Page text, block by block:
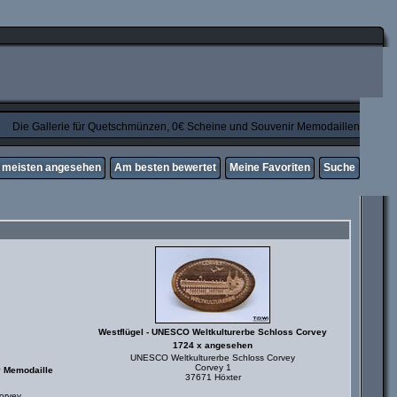
Die Gallerie für Quetschmünzen, 0€ Scheine und Souvenir Memodaillen
angesehen Am besten bewertet Meine Favoriten Suche
Memodaille
Westflügel - UNESCO Weltkulturerbe Schloss Corvey
1724 x angesehen
UNESCO Weltkulturerbe Schloss Corvey
Corvey 1
37671 Höxter